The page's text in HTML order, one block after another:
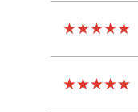
★★★★★
★★★★★